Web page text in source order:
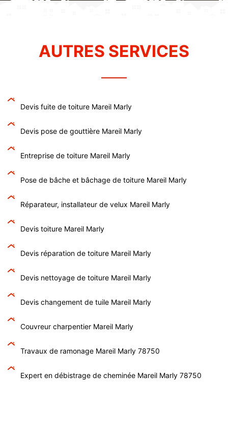
AUTRES SERVICES
Devis fuite de toiture Mareil Marly
Devis pose de gouttière Mareil Marly
Entreprise de toiture Mareil Marly
Pose de bâche et bâchage de toiture Mareil Marly
Réparateur, installateur de velux Mareil Marly
Devis toiture Mareil Marly
Devis réparation de toiture Mareil Marly
Devis nettoyage de toiture Mareil Marly
Devis changement de tuile Mareil Marly
Couvreur charpentier Mareil Marly
Travaux de ramonage Mareil Marly 78750
Expert en débistrage de cheminée Mareil Marly 78750